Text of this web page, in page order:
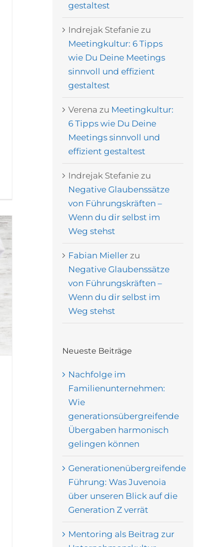
gestaltest
Indrejak Stefaniezu
Meetingkultur: 6 Tipps
wie Du Deine Meetings
sinnvoll und effizient
gestaltest
Verena zu Meetingkultur:
6 Tipps wie Du Deine
Meetings sinnvoll und
effizient gestaltest
Indrejak Stefaniezu
Negative Glaubenssätze
von Führungskräften –
Wenn du dir selbst im
Weg stehst
Fabian Miellerzu
Negative Glaubenssätze
von Führungskräften –
Wenn du dir selbst im
Weg stehst
Neueste Beiträge
Nachfolge im
Familienunternehmen:
Wie
generationsübergreifende
Übergaben harmonisch
gelingen können
Generationenübergreifende
Führung: Was Juvenoia
über unseren Blick auf die
Generation Z verrät
Mentoring als Beitrag zur